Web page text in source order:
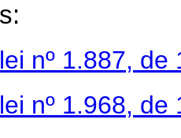
nº 1.887, de
nº 1.968, de